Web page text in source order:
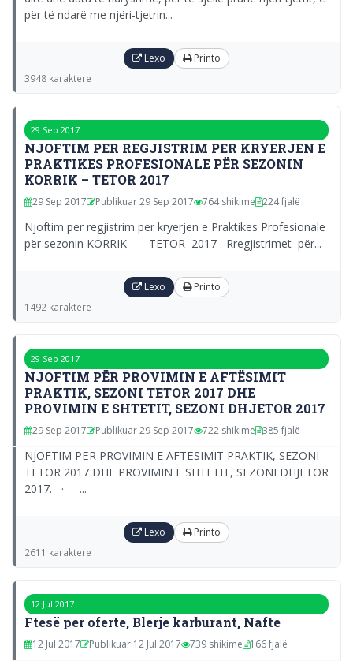
për të ndarë me njëri-tjetrin...
Lexo Printo
3948 karaktere
29 Sep 2017
NJOFTIM PER REGJISTRIM PER KRYERJEN E
PRAKTIKES PROFESIONALE PËR SEZONIN
KORRIK – TETOR 2017
29 Sep 2017 Publikuar 29 Sep 2017 764 shikime 224 fjalë
Njoftim per regjistrim per kryerjen e Praktikes Profesionale
për sezonin KORRIK – TETOR 2017 Rregjistrimet për...
Lexo Printo
1492 karaktere
29 Sep 2017
NJOFTIM PËR PROVIMIN E AFTËSIMIT
PRAKTIK, SEZONI TETOR 2017 DHE
PROVIMIN E SHTETIT, SEZONI DHJETOR 2017
29 Sep 2017 Publikuar 29 Sep 2017 722 shikime 385 fjalë
NJOFTIM PËR PROVIMIN E AFTËSIMIT PRAKTIK, SEZONI
TETOR 2017 DHE PROVIMIN E SHTETIT, SEZONI DHJETOR
2017. · ...
Lexo Printo
2611 karaktere
12 Jul 2017
Ftesë per oferte, Blerje karburant, Nafte
12 Jul 2017 Publikuar 12 Jul 2017 739 shikime 166 fjalë